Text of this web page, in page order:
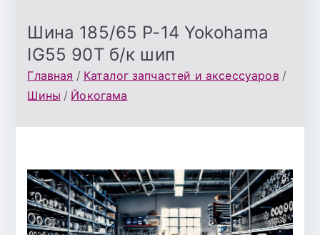
Шина 185/65 Р-14 Yokohama
IG55 90Т б/к шип
Главная
Каталог запчастей и аксессуаров
Шины
Йокогама